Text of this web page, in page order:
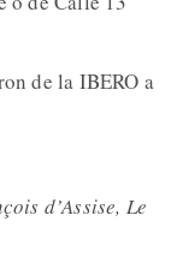
de la IBERO a
d’Assise, Le